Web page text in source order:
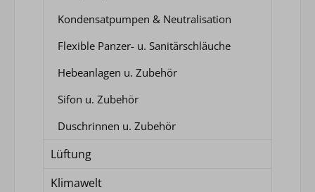
Kondensatpumpen & Neutralisation
Flexible Panzer- u. Sanitärschläuche
Hebeanlagen u. Zubehör
Sifon u. Zubehör
Duschrinnen u. Zubehör
Lüftung
Klimawelt